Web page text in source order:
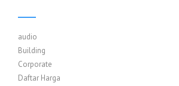
audio
Building
Corporate
Daftar Harga